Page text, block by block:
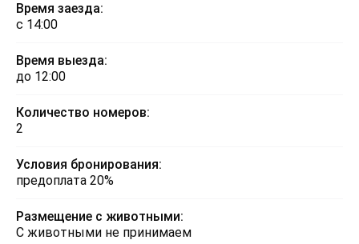
Время заезда:
с 14:00
Время выезда:
до 12:00
Количество номеров:
2
Условия бронирования:
предоплата 20%
Размещение с животными:
С животными не принимаем